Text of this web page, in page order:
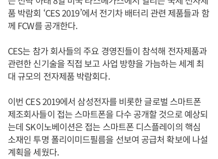
품 박람회 ‘CES 2019’에서 전기차 배터리 관련 제품들과 함
께 FCW를 공개한다.
CES는 참가 회사들의 주요 경영진들이 참석해 전자제품과
관련한 신기술을 직접 보고 사업 방향을 가늠하는 세계 최
대 규모의 전자제품 박람회다.
이번 CES 2019에서 삼성전자를 비롯한 글로벌 스마트폰
제조회사들이 접는 스마트폰을 다수 공개할 것으로 예상되
는데 SK이노베이션은 접는 스마트폰 디스플레이의 핵심
소재인 투명 폴리이미드필름을 선보여 공급처 확보에 나설
계획을 세웠다.